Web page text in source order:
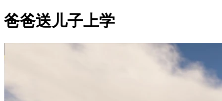
爸爸送儿子上学